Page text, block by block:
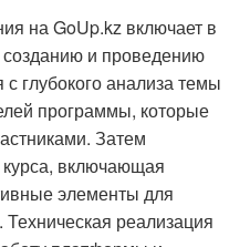
на GoUp.kz включает в
и проведению
глубокого анализа темы
программы, которые
Затем
курса, включающая
элементы для
реализация